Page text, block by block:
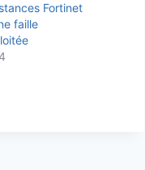
Fortinet
faille